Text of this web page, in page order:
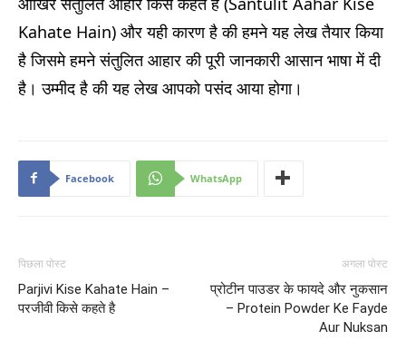
Kahate Hain) और यही कारण है की हमने यह लेख तैयार किया
है जिसमे हमने संतुलित आहार की पूरी जानकारी आसान भाषा में दी
है। उम्मीद है की यह लेख आपको पसंद आया होगा।
Facebook WhatsApp
पिछला पोस्ट
Parjivi Kise Kahate Hain –
परजीवी किसे कहते है
अगला पोस्ट
प्रोटीन पाउडर के फायदे और नुकसान
– Protein Powder Ke Fayde
Aur Nuksan